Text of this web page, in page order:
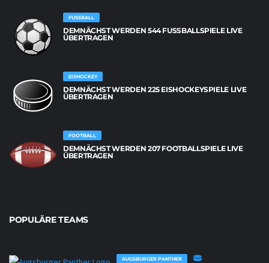
FUSSBALL
DEMNÄCHST WERDEN 544 FUSSBALLSPIELE LIVE Ü
BERTRAGEN
EISHOCKEY
DEMNÄCHST WERDEN 225 EISHOCKEYSPIELE LIVE
ÜBERTRAGEN
FOOTBALL
DEMNÄCHST WERDEN 207 FOOTBALLSPIELE LIVE
ÜBERTRAGEN
POPULÄRE TEAMS
AUGSBURGER PANTHER